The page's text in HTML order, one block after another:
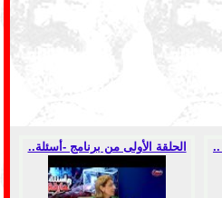
الحلقة الأولى من برنامج -أسئلة.. ..